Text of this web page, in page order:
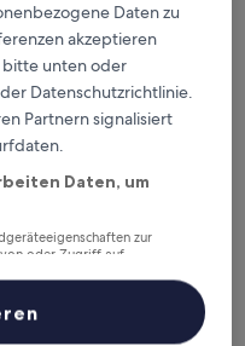
bei
für Mitglieder
Daten
Daten zu
akzeptieren
bitte unten oder
Datenschutzrichtlinie.
Partnern signalisiert
Daten, um
zur
oder Zugriff auf
Performance von Inhalten,
Verbesserung von